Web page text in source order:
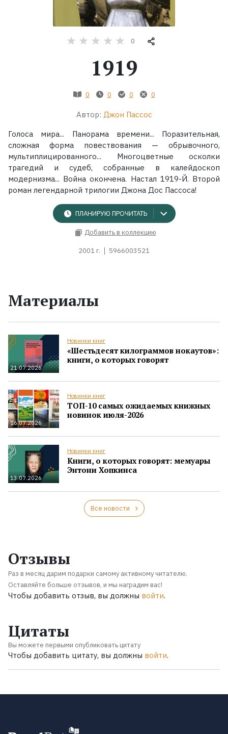
0
1919
0 0 0 0
Автор: Джон Пассос
Голоса мира... Панорама времени... Поразительная,
сложная форма повествования — обрывочного,
мультиплицированного... Многоцветные осколки
трагедий и судеб, собранные в калейдоскоп
модернизма... Война окончена. Настал 1919-Й. Второй
роман легендарной трилогии Джона Дос Пассоса!
ПЛАНИРУЮ ПРОЧИТАТЬ
Добавить в коллекцию
2001 г. 5966003521
Материалы
21.07.2026
Новинки книг
«Шестьдесят килограммов нокаутов»:
книги, о которых говорят
16.07.2026
Новинки книг
ТОП-10 самых ожидаемых книжных
новинок июля-2026
13.07.2026
Новинки книг
Книги, о которых говорят: мемуары
Энтони Хопкинса
Все новости
Отзывы
Раз в месяц дарим подарки самому активному читателю.
Оставляйте больше отзывов, и мы наградим вас!
Чтобы добавить отзыв, вы должны войти.
Цитаты
Вы можете первыми опубликовать цитату
Чтобы добавить цитату, вы должны войти.